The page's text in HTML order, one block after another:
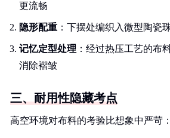
更流畅
隐形配重 ：下摆处编织入微型陶瓷
记忆定型处理 ：经过热压工艺的布
消除褶皱
三、耐用性隐藏考点
高空环境对布料的考验比想象中严苛：